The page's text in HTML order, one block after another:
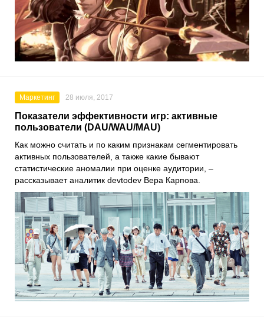
Маркетинг 28 июля, 2017
Показатели эффективности игр: активные
пользователи (DAU/WAU/MAU)
Как можно считать и по каким признакам сегментировать
активных пользователей, а также какие бывают
статистические аномалии при оценке аудитории, –
рассказывает аналитик devtodev Вера Карпова.